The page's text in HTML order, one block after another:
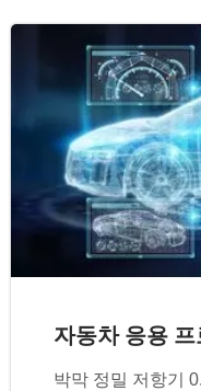
자동차 응용
박막 정밀 저항기